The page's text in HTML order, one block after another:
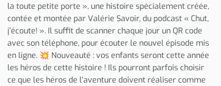
la toute petite porte », une histoire spécialement créée,
contée et montée par Valérie Savoir, du podcast « Chut,
j’écoute! ». Il suffit de scanner chaque jour un QR code
avec son téléphone, pour écouter le nouvel épisode mis
en ligne. 💥 Nouveauté : vos enfants seront cette année
les héros de cette histoire ! Ils pourront parfois choisir
ce que les héros de l’aventure doivent réaliser comme